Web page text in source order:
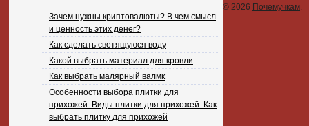
Зачем нужны криптовалюты? В чем смысл
и ценность этих денег?
Как сделать светящуюся воду
Какой выбрать материал для кровли
Как выбрать малярный валмк
Особенности выбора плитки для
прихожей. Виды плитки для прихожей. Как
выбрать плитку для прихожей
© 2026 Почемучкам.